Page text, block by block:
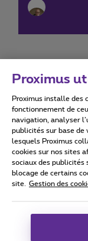
Conditions
Tous droits
Conditions
Coordonnées de
Proximus
Proximus installe des
fonctionnement de
navigation, analyser
publicités sur base de
lesquels Proximus
cookies sur nos sites
sociaux des
blocage de certains
site.
Gestion des